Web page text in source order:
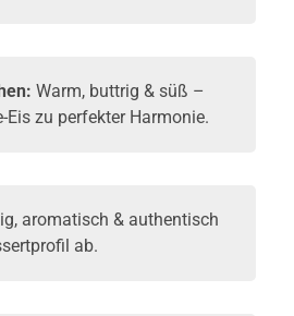
Warm, buttrig & süß –
zu perfekter Harmonie.
aromatisch & authentisch
ab.